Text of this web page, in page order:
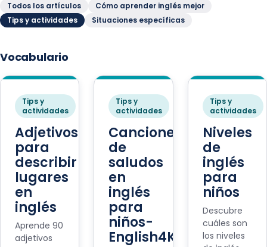
Todos los artículos
Cómo aprender inglés mejor
Tips y actividades
Situaciones específicas
Vocabulario
Tips y
actividades
Adjetivos
para
describir
lugares
en
inglés
Aprende 90
adjetivos
Tips y
actividades
Canciones
de
saludos
en
inglés
para
niños-
English4Kids
Tips y
actividades
Niveles
de
inglés
para
niños
Descubre
cuáles son
los niveles